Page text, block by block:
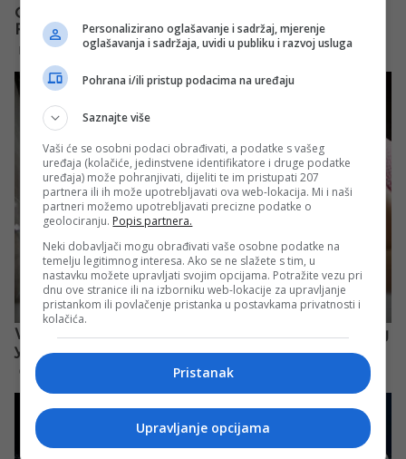
Personalizirano oglašavanje i sadržaj, mjerenje
oglašavanja i sadržaja, uvidi u publiku i razvoj usluga
Pohrana i/ili pristup podacima na uređaju
Saznajte više
Vaši će se osobni podaci obrađivati, a podatke s vašeg
uređaja (kolačiće, jedinstvene identifikatore i druge podatke
uređaja) može pohranjivati, dijeliti te im pristupati 207
partnera ili ih može upotrebljavati ova web-lokacija. Mi i naši
partneri možemo upotrebljavati precizne podatke o
geolociranju. Popis partnera.
Neki dobavljači mogu obrađivati vaše osobne podatke na
temelju legitimnog interesa. Ako se ne slažete s tim, u
nastavku možete upravljati svojim opcijama. Potražite vezu pri
dnu ove stranice ili na izborniku web-lokacije za upravljanje
pristankom ili povlačenje pristanka u postavkama privatnosti i
kolačića.
Pristanak
Upravljanje opcijama